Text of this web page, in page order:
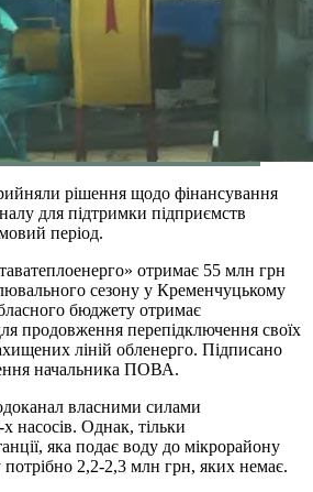
рішення щодо фінансування
для підтримки підприємств
період.
отримає 55 млн грн
сезону у Кременчуцькому
бюджету отримає
продовження перепідключення своїх
ліній обленерго. Підписано
начальника ПОВА.
власними силами
насосів. Однак, тільки
яка подає воду до мікрорайону
потрібно 2,2-2,3 млн грн, яких немає.